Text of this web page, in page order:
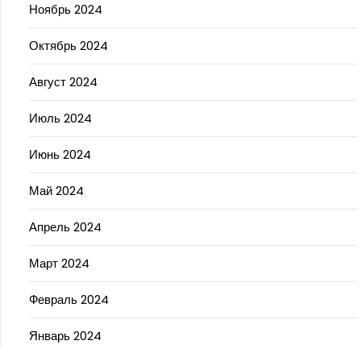
Ноябрь 2024
Октябрь 2024
Август 2024
Июль 2024
Июнь 2024
Май 2024
Апрель 2024
Март 2024
Февраль 2024
Январь 2024